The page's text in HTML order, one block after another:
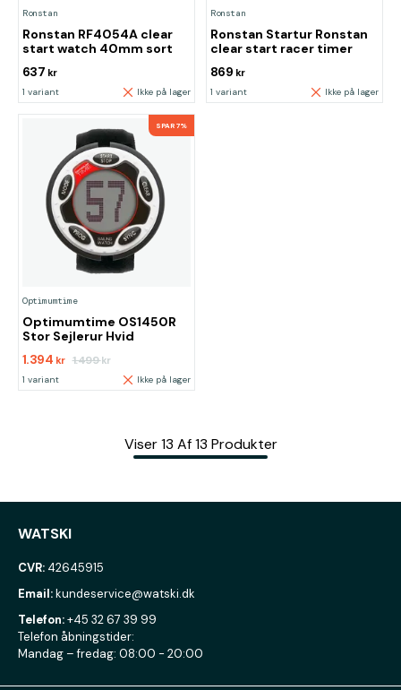
Ronstan
Ronstan RF4054A clear
start watch 40mm sort
637 kr
1 variant Ikke på lager
Ronstan
Ronstan Startur Ronstan
clear start racer timer
869 kr
1 variant Ikke på lager
SPAR 7%
Optimumtime
Optimumtime OS1450R
Stor Sejlerur Hvid
1.394 kr 1.499kr
1 variant Ikke på lager
Viser 13 Af 13 Produkter
WATSKI
CVR: 42645915
Email:kundeservice@watski.dk
Telefon:+45 32 67 39 99
Telefon åbningstider:
Mandag – fredag: 08:00 - 20:00